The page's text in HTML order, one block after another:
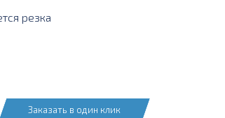
резка
Заказать в один клик